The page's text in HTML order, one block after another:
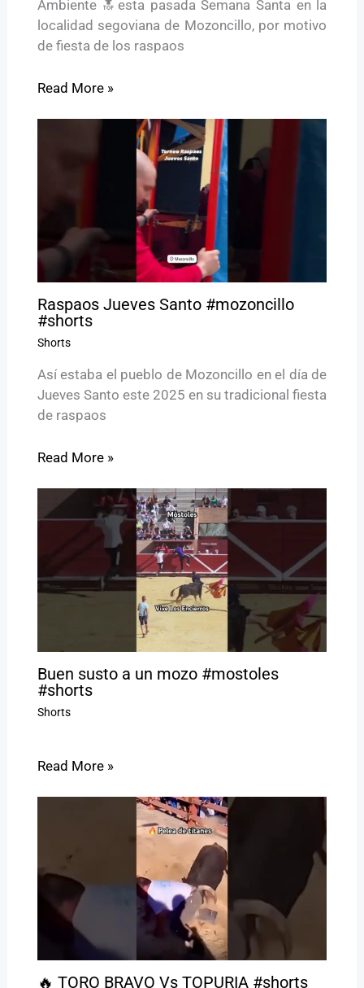
Ambiente 🔝esta pasada Semana Santa en la
localidad segoviana de Mozoncillo, por motivo
de fiesta de los raspaos
Read More »
Raspaos Jueves Santo #mozoncillo
#shorts
Shorts
Así estaba el pueblo de Mozoncillo en el día de
Jueves Santo este 2025 en su tradicional fiesta
de raspaos
Read More »
Buen susto a un mozo #mostoles
#shorts
Shorts
Read More »
🔥 TORO BRAVO Vs TOPURIA #shorts